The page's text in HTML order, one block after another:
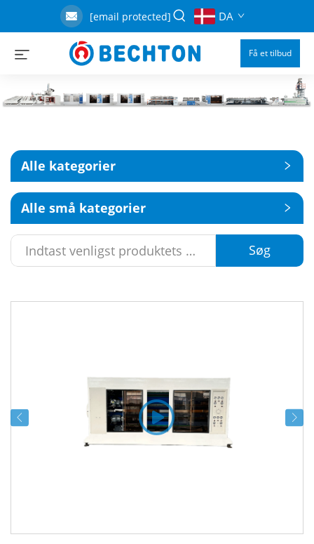
[email protected] DA
Få et tilbud
Alle kategorier
Alle små kategorier
Søg